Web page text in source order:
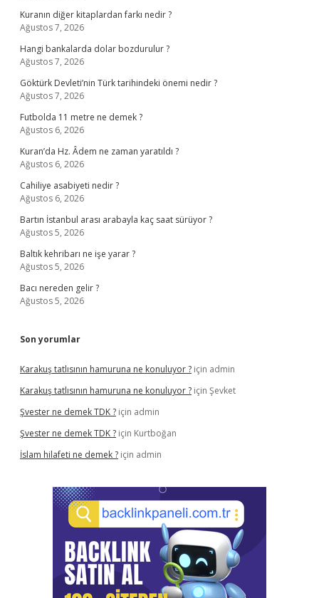
Kuranın diğer kitaplardan farkı nedir ?
Ağustos 7, 2026
Hangi bankalarda dolar bozdurulur ?
Ağustos 7, 2026
Göktürk Devleti’nin Türk tarihindeki önemi nedir ?
Ağustos 7, 2026
Futbolda 11 metre ne demek ?
Ağustos 6, 2026
Kuran’da Hz. Âdem ne zaman yaratıldı ?
Ağustos 6, 2026
Cahiliye asabiyeti nedir ?
Ağustos 6, 2026
Bartın İstanbul arası arabayla kaç saat sürüyor ?
Ağustos 5, 2026
Baltık kehribarı ne işe yarar ?
Ağustos 5, 2026
Bacı nereden gelir ?
Ağustos 5, 2026
Son yorumlar
Karakuş tatlısının hamuruna ne konuluyor ? için admin
Karakuş tatlısının hamuruna ne konuluyor ? için Şevket
Şvester ne demek TDK ? için admin
Şvester ne demek TDK ? için Kurtboğan
İslam hilafeti ne demek ? için admin